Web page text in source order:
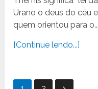
Urano o deus do céu
quem orientou para o...
[Continue lendo...]